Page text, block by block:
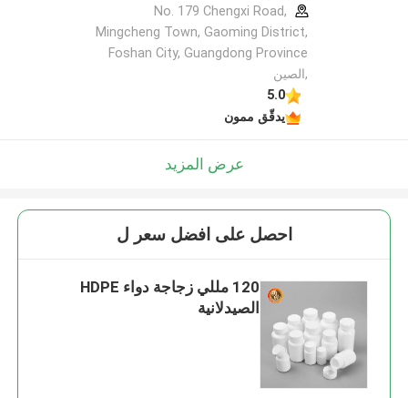
No. 179 Chengxi Road,
Mingcheng Town, Gaoming District,
Foshan City, Guangdong Province
,الصين
5.0
يدقّق ممون
عرض المزيد
احصل على افضل سعر ل
120 مللي زجاجة دواء HDPE
الصيدلانية